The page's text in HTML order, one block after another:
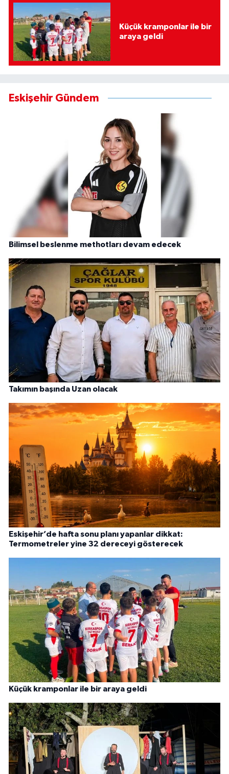
Küçük kramponlar ile bir
araya geldi
Eskişehir Gündem
Bilimsel beslenme methotları devam edecek
Takımın başında Uzan olacak
Eskişehir’de hafta sonu planı yapanlar dikkat:
Termometreler yine 32 dereceyi gösterecek
Küçük kramponlar ile bir araya geldi